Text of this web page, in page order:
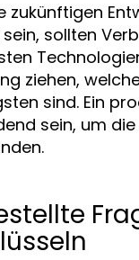
zukünftigen
sollten
ziehen,
sind. Ein
sein, um